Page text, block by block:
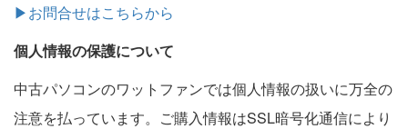
▶お問合せはこちらから
個人情報の保護について
中古パソコンのワットファンでは個人情報の扱いに万全の
注意を払っています。ご購入情報はSSL暗号化通信により